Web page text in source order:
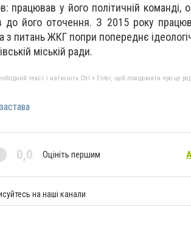
: працював у його політичній команді,
до його оточення. З 2015 року
питань ЖКГ попри попереднє
міській ради.
текст і натисніть Ctrl + Enter, щоб повідомити про це
0,0 Оцініть першим
на наші канали